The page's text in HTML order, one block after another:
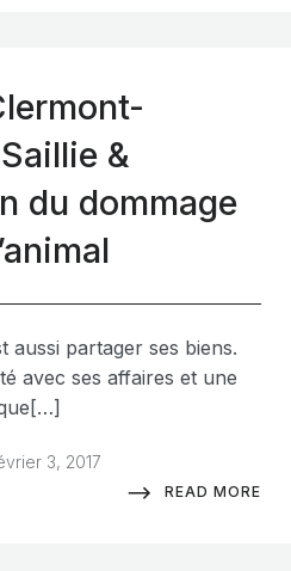
&
du dommage
aussi partager ses biens.
avec ses affaires et une
3, 2017
READ MORE